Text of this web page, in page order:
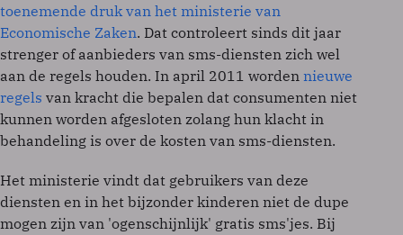
toenemende druk van het ministerie van
Economische Zaken. Dat controleert sinds dit jaar
strenger of aanbieders van sms-diensten zich wel
aan de regels houden. In april 2011 worden nieuwe
regels van kracht die bepalen dat consumenten niet
kunnen worden afgesloten zolang hun klacht in
behandeling is over de kosten van sms-diensten.
Het ministerie vindt dat gebruikers van deze
diensten en in het bijzonder kinderen niet de dupe
mogen zijn van 'ogenschijnlijk' gratis sms'jes. Bij